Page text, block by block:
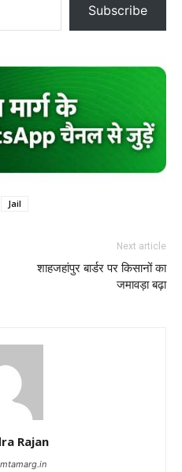
Subscribe
Jail
Next article
शाहजहांपुर बार्डर पर किसानों का
जमावड़ा बढ़ा
Rajan